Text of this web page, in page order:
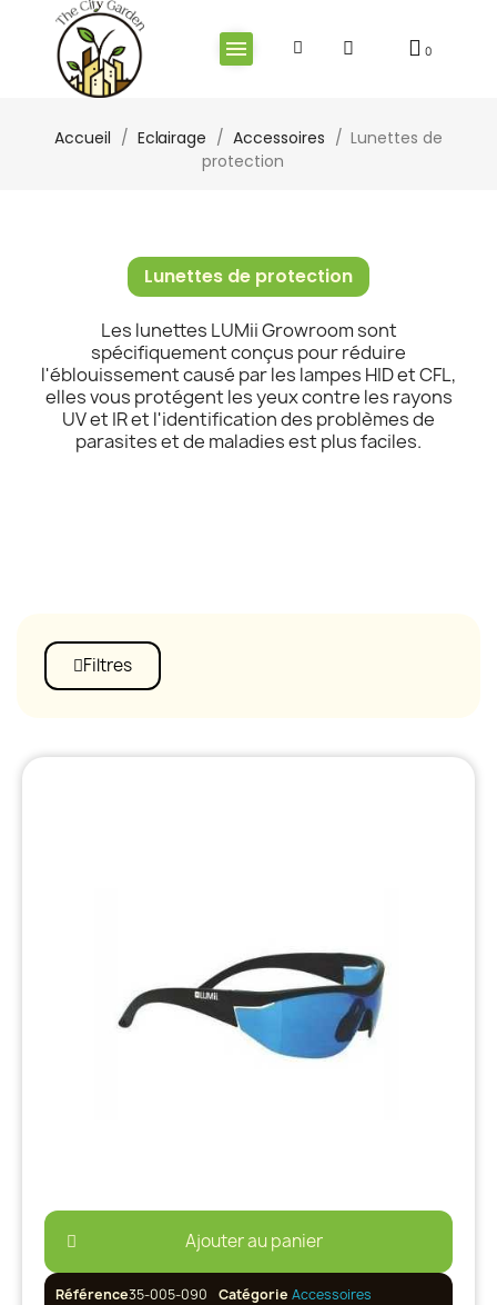
Accueil Eclairage Accessoires
Lunettes de
protection
Lunettes de protection
Les lunettes LUMii Growroom sont
spécifiquement conçus pour réduire
l'éblouissement causé par les lampes HID et CFL,
elles vous protégent les yeux contre les rayons
UV et IR et l'identification des problèmes de
parasites et de maladies est plus faciles.
Filtres
Ajouter au panier
Référence35-005-090 Catégorie Accessoires